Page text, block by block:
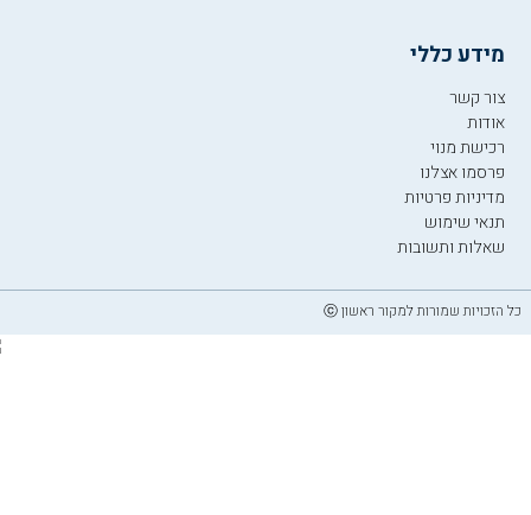
מידע כללי
צור קשר
אודות
רכישת מנוי
פרסמו אצלנו
מדיניות פרטיות
תנאי שימוש
שאלות ותשובות
כל הזכויות שמורות למקור ראשון ⓒ